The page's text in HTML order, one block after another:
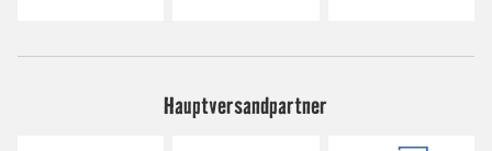
Hauptversandpartner